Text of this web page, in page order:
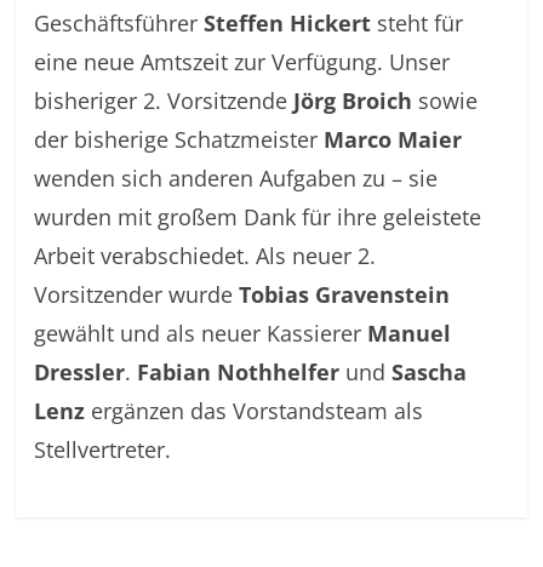
GeschäftsführerSteffen Hickert steht für
eine neue Amtszeit zur Verfügung. Unser
bisheriger 2. Vorsitzende Jörg Broich sowie
der bisherige Schatzmeister Marco Maier
wenden sich anderen Aufgaben zu – sie
wurden mit großem Dank für ihre geleistete
Arbeit verabschiedet. Als neuer 2.
Vorsitzender wurdeTobias Gravenstein
gewählt und als neuer Kassierer Manuel
Dressler. Fabian Nothhelfer undSascha
Lenz ergänzen das Vorstandsteam als
Stellvertreter.